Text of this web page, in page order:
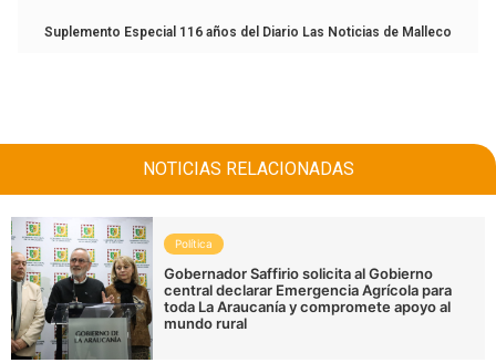
Suplemento Especial 116 años del Diario Las Noticias de Malleco
NOTICIAS RELACIONADAS
Política
Gobernador Saffirio solicita al Gobierno
central declarar Emergencia Agrícola para
toda La Araucanía y compromete apoyo al
mundo rural